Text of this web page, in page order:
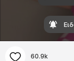
60.9k